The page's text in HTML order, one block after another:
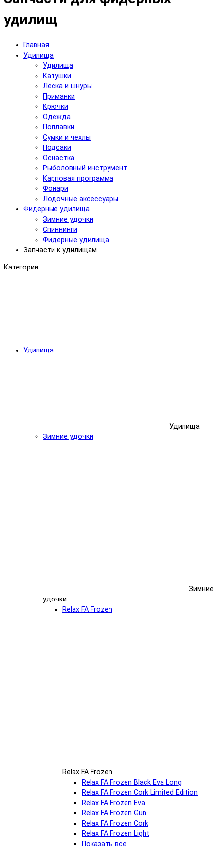
удилищ
Главная
Удилища
Удилища
Катушки
Леска и шнуры
Приманки
Крючки
Одежда
Поплавки
Сумки и чехлы
Подсаки
Оснастка
Рыболовный инструмент
Карповая программа
Фонари
Лодочные аксессуары
Фидерные удилища
Зимние удочки
Спиннинги
Фидерные удилища
Запчасти к удилищам
Категории
Удилища
Удилища
Зимние удочки
Зимние
удочки
Relax FA Frozen
Relax FA Frozen
Relax FA Frozen Black Eva Long
Relax FA Frozen Cork Limited Edition
Relax FA Frozen Eva
Relax FA Frozen Gun
Relax FA Frozen Cork
Relax FA Frozen Light
Показать все